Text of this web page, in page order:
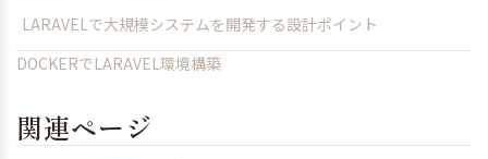
LARAVELで大規模システムを開発する設計ポイント
DOCKERでLARAVEL環境構築
関連ページ